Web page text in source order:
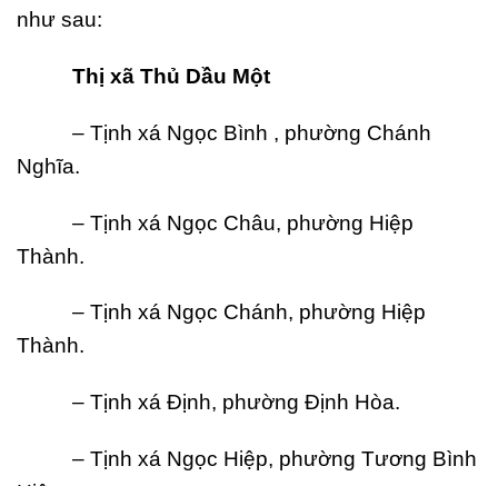
như sau:
Thị xã Thủ Dầu Một
– Tịnh xá Ngọc Bình , phường Chánh
Nghĩa.
– Tịnh xá Ngọc Châu, phường Hiệp
Thành.
– Tịnh xá Ngọc Chánh, phường Hiệp
Thành.
– Tịnh xá Định, phường Định Hòa.
– Tịnh xá Ngọc Hiệp, phường Tương Bình